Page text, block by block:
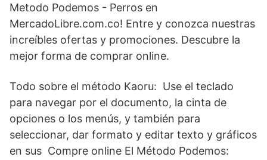
Metodo Podemos - Perros en
MercadoLibre.com.co! Entre y conozca nuestras
increíbles ofertas y promociones. Descubre la
mejor forma de comprar online.
Todo sobre el método Kaoru: Use el teclado
para navegar por el documento, la cinta de
opciones o los menús, y también para
seleccionar, dar formato y editar texto y gráficos
en sus Compre online El Método Podemos: